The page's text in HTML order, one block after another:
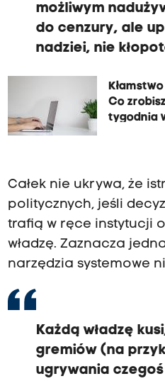
możliwym
do cenzury, ale
nadziei, nie
Co
tygodnia
Całek nie ukrywa, że
politycznych, jeśli
trafią w ręce instytucji
władzę. Zaznacza
narzędzia systemowe
Każdą władzę
gremiów (na
ugrywania